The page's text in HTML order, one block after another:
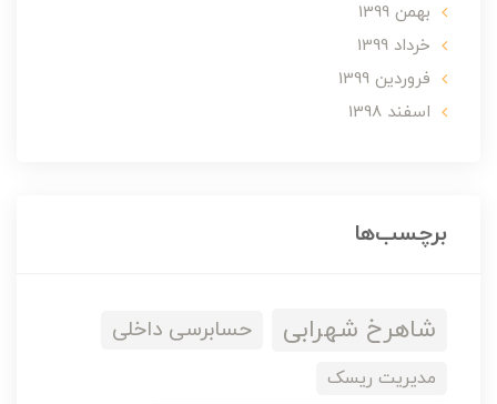
بهمن 1399
خرداد 1399
فروردین 1399
اسفند 1398
برچسب‌ها
شاهرخ شهرابی حسابرسی داخلی
مدیریت ریسک